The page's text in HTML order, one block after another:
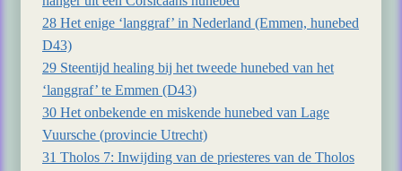
28 Het enige ‘langgraf’ in Nederland (Emmen, hunebed
D43)
29 Steentijd healing bij het tweede hunebed van het
‘langgraf’ te Emmen (D43)
30 Het onbekende en miskende hunebed van Lage
Vuursche (provincie Utrecht)
31 Tholos 7: Inwijding van de priesteres van de Tholos